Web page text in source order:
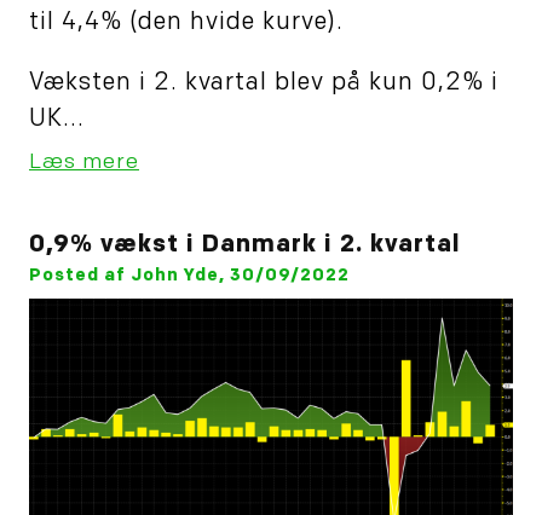
til 4,4% (den hvide kurve).
Væksten i 2. kvartal blev på kun 0,2% i
UK...
Læs mere
0,9% vækst i Danmark i 2. kvartal
Posted af John Yde, 30/09/2022